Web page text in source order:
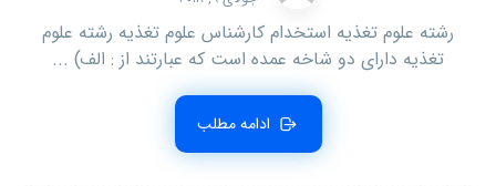
رشته علوم تغذیه استخدام کارشناس علوم تغذیه رشته علوم
تغذیه دارای‌ دو شاخه‌ عمده‌ است‌ که‌ عبارتند از : الف‌) ...
ادامه مطلب